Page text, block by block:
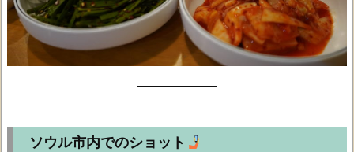
ソウル市内でのショット